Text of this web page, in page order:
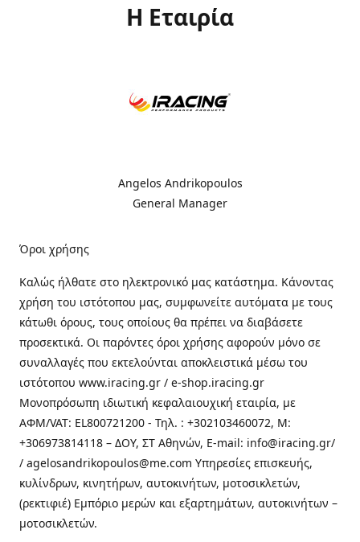
Η Εταιρία
Angelos Andrikopoulos
General Manager
Όροι χρήσης
Καλώς ήλθατε στo ηλεκτρονικό μας κατάστημα. Κάνοντας
χρήση του ιστότοπου μας, συμφωνείτε αυτόματα με τους
κάτωθι όρους, τους οποίους θα πρέπει να διαβάσετε
προσεκτικά. Οι παρόντες όροι χρήσης αφορούν μόνο σε
συναλλαγές που εκτελούνται αποκλειστικά μέσω του
ιστότοπου www.iracing.gr / e-shop.iracing.gr
Μονοπρόσωπη ιδιωτική κεφαλαιουχική εταιρία, με
ΑΦΜ/VAT: EL800721200 - Τηλ. : +302103460072, M:
+306973814118 – ΔΟΥ, ΣΤ Αθηνών, E-mail: info@iracing.gr/
/ agelosandrikopoulos@me.com Υπηρεσίες επισκευής,
κυλίνδρων, κινητήρων, αυτοκινήτων, μοτοσικλετών,
(ρεκτιφιέ) Εμπόριο μερών και εξαρτημάτων, αυτοκινήτων –
μοτοσικλετών.